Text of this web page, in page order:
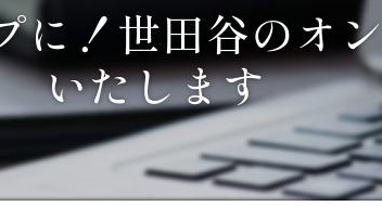
！世田谷のオ
いたします